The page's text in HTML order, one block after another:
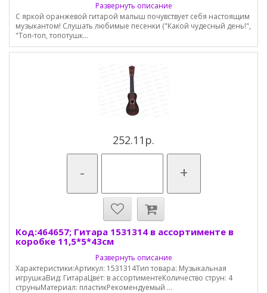
Развернуть описание
С яркой оранжевой гитарой малыш почувствует себя настоящим
музыкантом! Слушать любимые песенки ("Какой чудесный день!",
"Топ-топ, топотушк...
252.11р.
- +
Код:464657; Гитара 1531314 в ассортименте в
коробке 11,5*5*43см
Развернуть описание
Характеристики:Артикул: 1531314Тип товара: Музыкальная
игрушкаВид: ГитараЦвет: в ассортиментеКоличество струн: 4
струныМатериал: пластикРекомендуемый ...